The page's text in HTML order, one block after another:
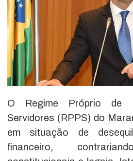
O Regime Próprio de
Servidores (RPPS) do
em situação de
financeiro,